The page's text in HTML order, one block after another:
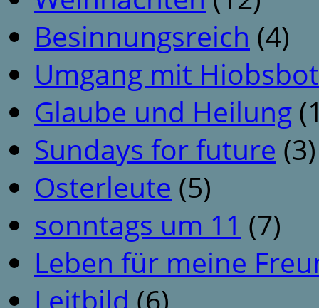
Besinnungsreich (4)
Umgang mit
Glaube und Heilung
Sundays for future (3)
Osterleute (5)
sonntags um 11 (7)
Leben für meine
Leitbild (6)